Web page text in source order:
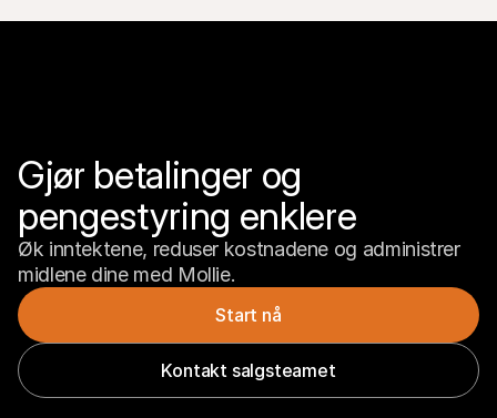
Gjør betalinger og
pengestyring enklere
Øk inntektene, reduser kostnadene og administrer
midlene dine med Mollie.
Start nå
Kontakt salgsteamet